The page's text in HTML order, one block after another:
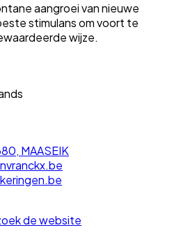
aangroei van nieuwe
stimulans om voort te
wijze.
MAASEIK
de website